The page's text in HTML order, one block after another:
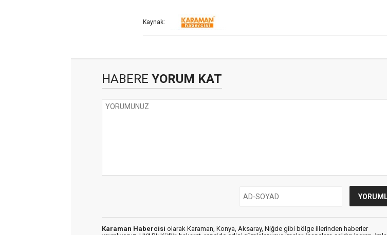
Kaynak:
HABERE YORUM KAT
Karaman Habercisi olarak Karaman, Konya, Aksaray, Niğde gibi bölge illerinden haberler